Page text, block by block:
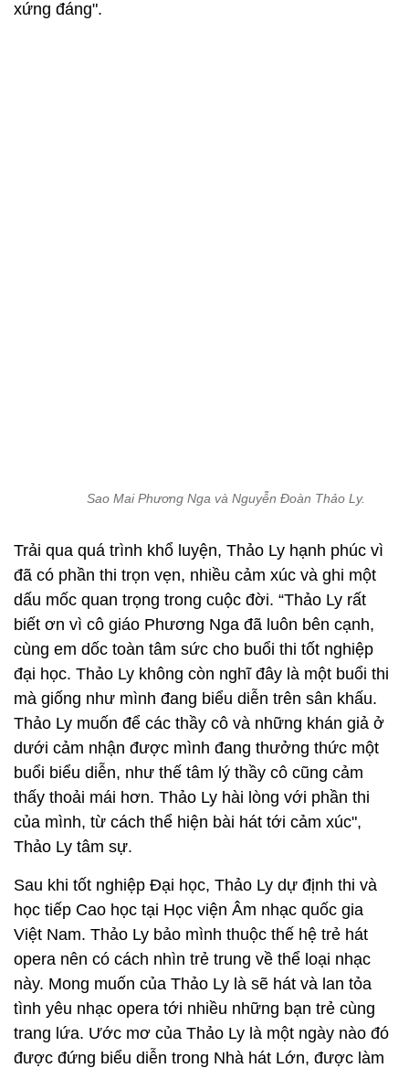
xứng đáng".
Sao Mai Phương Nga và Nguyễn Đoàn Thảo Ly.
Trải qua quá trình khổ luyện, Thảo Ly hạnh phúc vì
đã có phần thi trọn vẹn, nhiều cảm xúc và ghi một
dấu mốc quan trọng trong cuộc đời. “Thảo Ly rất
biết ơn vì cô giáo Phương Nga đã luôn bên cạnh,
cùng em dốc toàn tâm sức cho buổi thi tốt nghiệp
đại học. Thảo Ly không còn nghĩ đây là một buổi thi
mà giống như mình đang biểu diễn trên sân khấu.
Thảo Ly muốn để các thầy cô và những khán giả ở
dưới cảm nhận được mình đang thưởng thức một
buổi biểu diễn, như thế tâm lý thầy cô cũng cảm
thấy thoải mái hơn. Thảo Ly hài lòng với phần thi
của mình, từ cách thể hiện bài hát tới cảm xúc",
Thảo Ly tâm sự.
Sau khi tốt nghiệp Đại học, Thảo Ly dự định thi và
học tiếp Cao học tại Học viện Âm nhạc quốc gia
Việt Nam. Thảo Ly bảo mình thuộc thế hệ trẻ hát
opera nên có cách nhìn trẻ trung về thể loại nhạc
này. Mong muốn của Thảo Ly là sẽ hát và lan tỏa
tình yêu nhạc opera tới nhiều những bạn trẻ cùng
trang lứa. Ước mơ của Thảo Ly là một ngày nào đó
được đứng biểu diễn trong Nhà hát Lớn, được làm